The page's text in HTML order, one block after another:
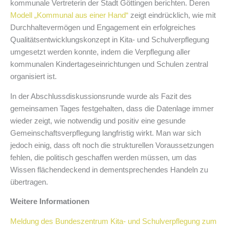
kommunale Vertreterin der Stadt Göttingen berichten. Deren
Modell „Kommunal aus einer Hand“ zeigt eindrücklich, wie mit
Durchhaltevermögen und Engagement ein erfolgreiches
Qualitätsentwicklungskonzept in Kita- und Schulverpflegung
umgesetzt werden konnte, indem die Verpflegung aller
kommunalen Kindertageseinrichtungen und Schulen zentral
organisiert ist.
In der Abschlussdiskussionsrunde wurde als Fazit des
gemeinsamen Tages festgehalten, dass die Datenlage immer
wieder zeigt, wie notwendig und positiv eine gesunde
Gemeinschaftsverpflegung langfristig wirkt. Man war sich
jedoch einig, dass oft noch die strukturellen Voraussetzungen
fehlen, die politisch geschaffen werden müssen, um das
Wissen flächendeckend in dementsprechendes Handeln zu
übertragen.
Weitere Informationen
Meldung des Bundeszentrum Kita- und Schulverpflegung zum